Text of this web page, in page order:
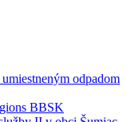
odpadom
BBSK